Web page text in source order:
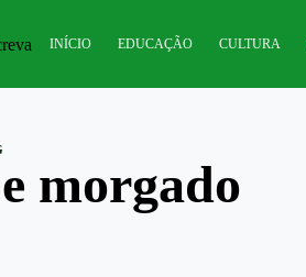
INÍCIO EDUCAÇÃO CULTURA
morgado